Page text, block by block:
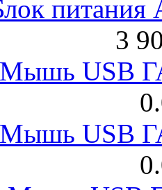
питания
3
Мышь USB
Мышь USB